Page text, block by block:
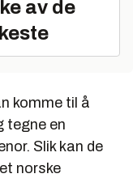
av de
komme til å
tegne en
Slik kan de
norske